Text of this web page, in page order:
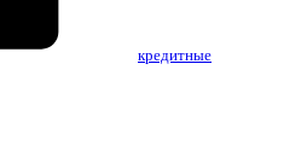
кредитные